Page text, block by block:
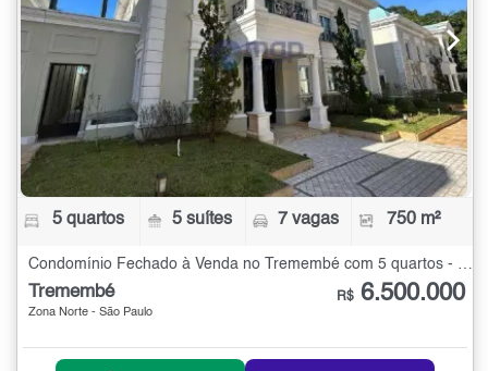
5 quartos 5 suítes 7 vagas 750 m²
Condomínio Fechado à Venda no Tremembé com 5 quartos - 750 m²
Tremembé
Zona Norte - São Paulo
R$ 6.500.000